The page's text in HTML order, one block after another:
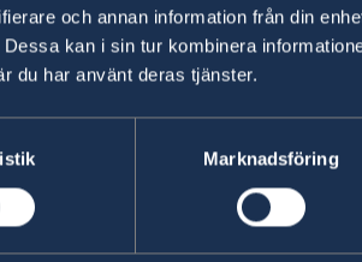
och annan information från din
kan i sin tur kombinera
du har använt deras tjänster.
Marknadsföring
in